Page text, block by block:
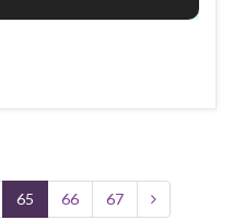
65 66 67